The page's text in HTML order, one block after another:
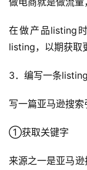
在做产品listing
listing，以期获取
3．编写一条
写一篇亚马逊搜
①获取关键字
来源之一是亚马